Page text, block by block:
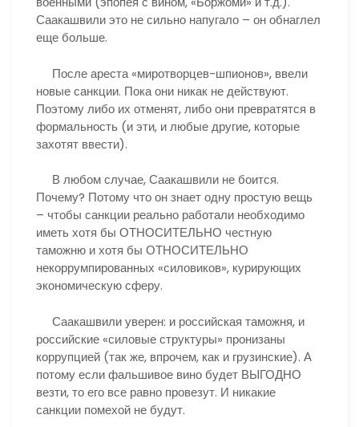
Саакашвили это не сильно напугало – он обнаглел
еще больше.
После ареста «миротворцев-шпионов», ввели
новые санкции. Пока они никак не действуют.
Поэтому либо их отменят, либо они превратятся в
формальность (и эти, и любые другие, которые
захотят ввести).
В любом случае, Саакашвили не боится.
Почему? Потому что он знает одну простую вещь
– чтобы санкции реально работали необходимо
иметь хотя бы ОТНОСИТЕЛЬНО честную
таможню и хотя бы ОТНОСИТЕЛЬНО
некоррумпированных «силовиков», курирующих
экономическую сферу.
Саакашвили уверен: и российская таможня, и
российские «силовые структуры» пронизаны
коррупцией (так же, впрочем, как и грузинские). А
потому если фальшивое вино будет ВЫГОДНО
везти, то его все равно провезут. И никакие
санкции помехой не будут.